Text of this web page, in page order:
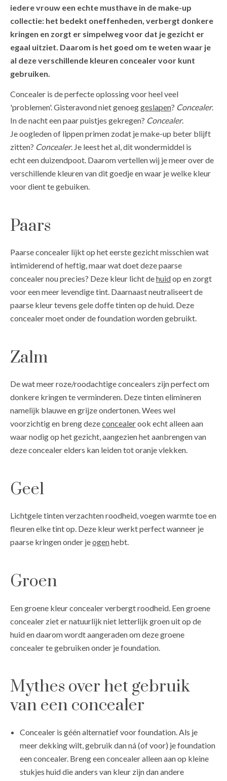
iedere vrouw een echte musthave in de make-up
collectie: het bedekt oneffenheden, verbergt donkere
kringen en zorgt er simpelweg voor dat je gezicht er
egaal uitziet. Daarom is het goed om te weten waar je
al deze verschillende kleuren concealer voor kunt
gebruiken.
Concealer is de perfecte oplossing voor heel veel
'problemen'. Gisteravond niet genoeggeslapen? Concealer.
In de nacht een paar puistjes gekregen? Concealer.
Je oogleden of lippen primen zodat je make-up beter blijft
zitten? Concealer. Je leest het al, dit wondermiddel is
echt een duizendpoot. Daarom vertellen wij je meer over de
verschillende kleuren van dit goedje en waar je welke kleur
voor dient te gebuiken.
Paars
Paarse concealer lijkt op het eerste gezicht misschien wat
intimiderend of heftig, maar wat doet deze paarse
concealer nou precies? Deze kleur licht dehuidop en zorgt
voor een meer levendige tint. Daarnaast neutraliseert de
paarse kleur tevens gele doffe tinten op de huid. Deze
concealer moet onder de foundation worden gebruikt.
Zalm
De wat meer roze/roodachtige concealers zijn perfect om
donkere kringen te verminderen. Deze tinten elimineren
namelijk blauwe en grijze ondertonen. Wees wel
voorzichtig en breng dezeconcealerook echt alleen aan
waar nodig op het gezicht, aangezien het aanbrengen van
deze concealer elders kan leiden tot oranje vlekken.
Geel
Lichtgele tinten verzachten roodheid, voegen warmte toe en
fleuren elke tint op. Deze kleur werkt perfect wanneer je
paarse kringen onder jeogenhebt.
Groen
Een groene kleur concealer verbergt roodheid. Een groene
concealer ziet er natuurlijk niet letterlijk groen uit op de
huid en daarom wordt aangeraden om deze groene
concealer te gebruiken onder je foundation.
Mythes over het gebruik
van een concealer
Concealer is géén alternatief voor foundation. Als je
meer dekking wilt, gebruik dan ná (of voor) je foundation
een concealer. Breng een concealer alleen aan op kleine
stukjes huid die anders van kleur zijn dan andere